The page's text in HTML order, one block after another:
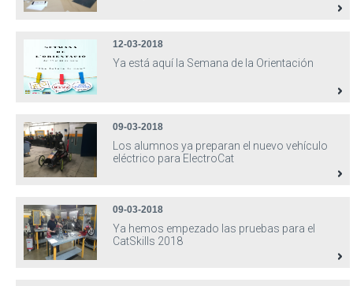
12-03-2018
Ya está aquí la Semana de la Orientación
09-03-2018
Los alumnos ya preparan el nuevo vehículo
eléctrico para ElectroCat
09-03-2018
Ya hemos empezado las pruebas para el
CatSkills 2018